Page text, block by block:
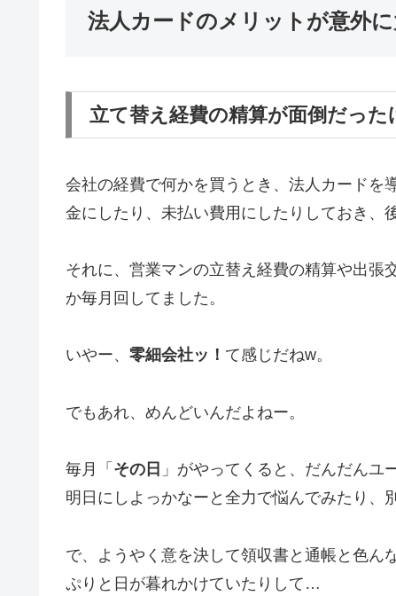
法人カードのメリットが意外
立て替え経費の精算が面倒だっ
会社の経費で何かを買うとき、法人カードを
金にしたり、未払い費用にしたりしておき、
それに、営業マンの立替え経費の精算や出張
か毎月回してました。
いやー、 零細会社ッ！ て感じだねw。
でもあれ、めんどいんだよねー。
毎月「 その日 」がやってくると、だんだんユ
明日にしよっかなーと全力で悩んでみたり
で、ようやく意を決して領収書と通帳と色ん
ぷりと日が暮れかけていたりして…